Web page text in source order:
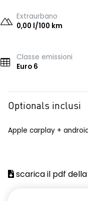
Extraurbano
0,00 l/100 km
Classe emissioni
Euro 6
Optionals inclusi
Apple carplay +
scarica il pdf